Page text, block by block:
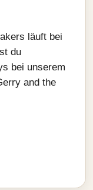
läuft bei
du
bei unserem
and the